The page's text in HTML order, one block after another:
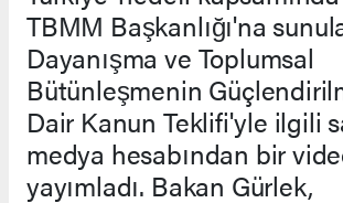
TBMM Başkanlığı'na
Dayanışma ve Toplumsal
Bütünleşmenin
Dair Kanun Teklifi'yle ilgili
medya hesabından bir
yayımladı. Bakan Gürlek,